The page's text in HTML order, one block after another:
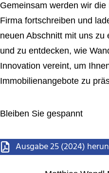
Gemeinsam werden wir
Firma fortschreiben und
neuen Abschnitt mit uns zu
und zu entdecken, wie
Innovation vereint, um
Immobilienangebote zu
Bleiben Sie gespannt
Ausgabe 25 (2024)